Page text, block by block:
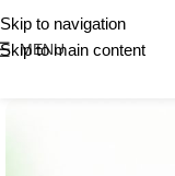
Skip to navigation
Skip to main content
MENU